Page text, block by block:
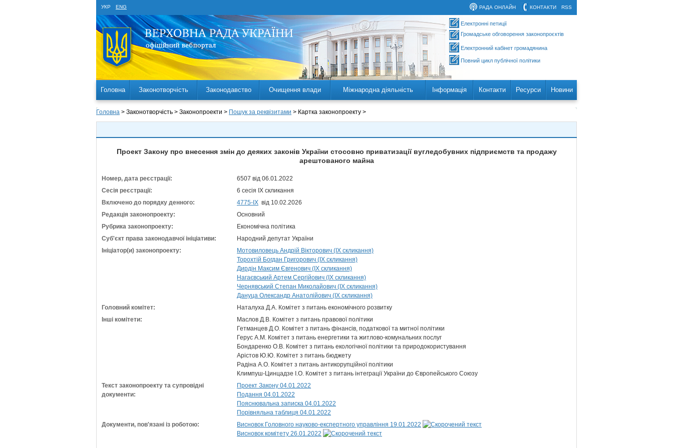
УКР ENG RSS
КОНТАКТИ
РАДА ОНЛАЙН
Електронні петиції
Громадське обговорення законопроєктів
Електронний кабінет громадянина
Повний цикл публічної політики
Головна Законотворчість Законодавство Очищення влади Міжнародна діяльність Інформація Контакти Ресурси Новини
Головна > Законотворчість > Законопроекти > Пошук за реквізитами > Картка законопроекту >
Проект Закону про внесення змін до деяких законів України стосовно приватизації вугледобувних підприємств та продажу
арештованого майна
Номер, дата реєстрації:
6507 від 06.01.2022
Сесія реєстрації:
6 сесія IX скликання
Включено до порядку денного:
4775-IX від 10.02.2026
Редакція законопроекту:
Основний
Рубрика законопроекту:
Економічна політика
Суб'єкт права законодавчої ініціативи:
Народний депутат України
Ініціатор(и) законопроекту:
Мотовиловець Андрій Вікторович (IX скликання)
Торохтій Богдан Григорович (IX скликання)
Дирдін Максим Євгенович (IX скликання)
Нагаєвський Артем Сергійович (IX скликання)
Чернявський Степан Миколайович (IX скликання)
Дануца Олександр Анатолійович (IX скликання)
Головний комітет:
Наталуха Д.А. Комітет з питань економічного розвитку
Інші комітети:
Маслов Д.В. Комітет з питань правової політики
Гетманцев Д.О. Комітет з питань фінансів, податкової та митної політики
Герус А.М. Комітет з питань енергетики та житлово-комунальних послуг
Бондаренко О.В. Комітет з питань екологічної політики та природокористування
Арістов Ю.Ю. Комітет з питань бюджету
Радіна А.О. Комітет з питань антикорупційної політики
Климпуш-Цинцадзе І.О. Комітет з питань інтеграції України до Європейського Союзу
Текст законопроекту та супровідні
документи:
Проект Закону 04.01.2022
Подання 04.01.2022
Пояснювальна записка 04.01.2022
Порівняльна таблиця 04.01.2022
Документи, пов'язані із роботою:
Висновок Головного науково-експертного управління 19.01.2022
Висновок комітету 26.01.2022